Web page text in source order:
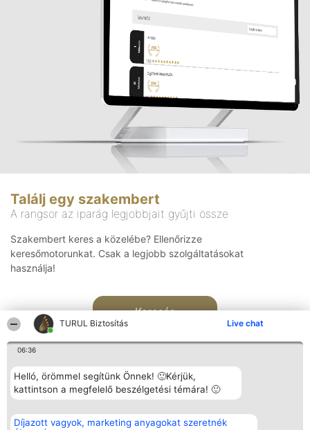
TURUL Biztosítás Live chat
06:36
Helló, örömmel segítünk Önnek! 🙂Kérjük,
kattintson a megfelelő beszélgetési témára! 🙂
Díjazott vagyok, marketing anyagokat szeretnék
Találj egy szakembert
A rangsor az iparág legjobbjait gyűjti össze
Szakembert keres a közelébe? Ellenőrizze
keresőmotorunkat. Csak a legjobb szolgáltatásokat
használja!
Keresés
Rangsorszervező
SC Beautiful Company S.R.L.
Népszavazás
Nyertesek
Elérhetőség
Elérhetőség